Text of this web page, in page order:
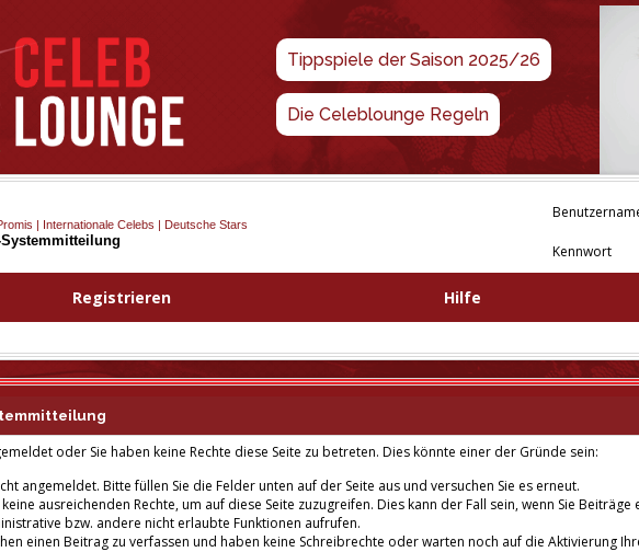
Tippspiele der Saison 2025/26
Die Celeblounge Regeln
| Internationale Celebs | Deutsche Stars
Systemmitteilung
Kennwort
Registrieren Hilfe
oder Sie haben keine Rechte diese Seite zu betreten. Dies könnte einer der Gründe sein:
angemeldet. Bitte füllen Sie die Felder unten auf der Seite aus und versuchen Sie es erneut.
keine ausreichenden Rechte, um auf diese Seite zuzugreifen. Dies kann der Fall sein, wenn Sie
bzw. andere nicht erlaubte Funktionen aufrufen.
einen Beitrag zu verfassen und haben keine Schreibrechte oder warten noch auf die Aktivierung